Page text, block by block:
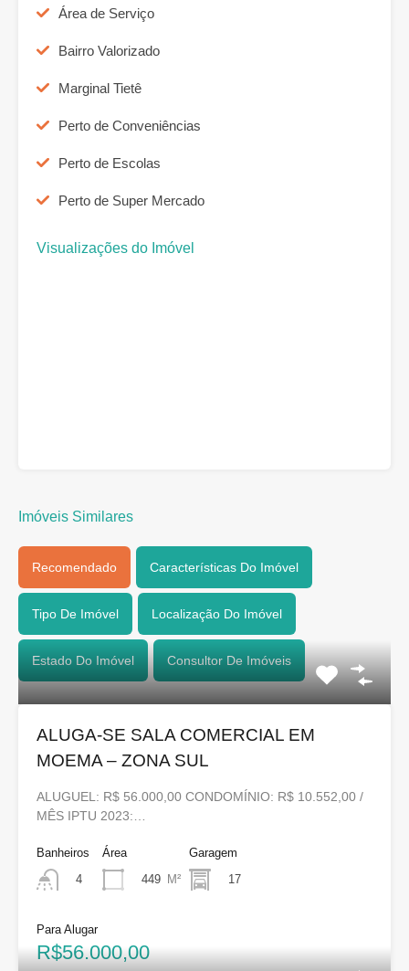
Área de Serviço
Bairro Valorizado
Marginal Tietê
Perto de Conveniências
Perto de Escolas
Perto de Super Mercado
Visualizações do Imóvel
Imóveis Similares
Recomendado Características Do Imóvel
Tipo De Imóvel Localização Do Imóvel
Estado Do Imóvel Consultor De Imóveis
ALUGA-SE SALA COMERCIAL EM
MOEMA – ZONA SUL
ALUGUEL: R$ 56.000,00 CONDOMÍNIO: R$ 10.552,00 /
MÊS IPTU 2023:…
Banheiros
4
Área
449 M²
Garagem
17
Para Alugar
R$56.000,00